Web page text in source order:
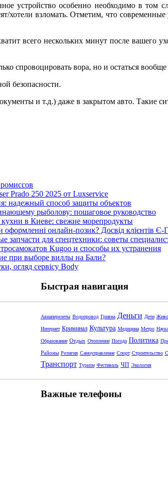
устройство особенно необходимо в том
хотели взломать. Отметим, что современные
всего нескольких минут после вашего
спровоцировать вора, но и остаться вообще
безопасности.
и т.д.) даже в закрытом авто. Такие
Prado 250 2025 от Luxservice
надежный способ защиты объектов
рыболову: пошаговое руководство
в Киеве: свежие морепродукты
онлайн-позик? Досвід клієнтів Є-
запчасти для спецтехники: советы
Kugoo и способы их устранения
при выборе виллы на Бали?
огляд сервісу Body
Быстрая навигация
Авиаперелеты Водопровод Гривна Деньги Дети
Интернет Криминал Культура Медицина Метро Наука
Образование Отдых Отопление Погода Политика
Районы Религия Самоуправление Спорт Строительство
Транспорт Туризм Фестиваль ЧП Экология
Важные телефоны